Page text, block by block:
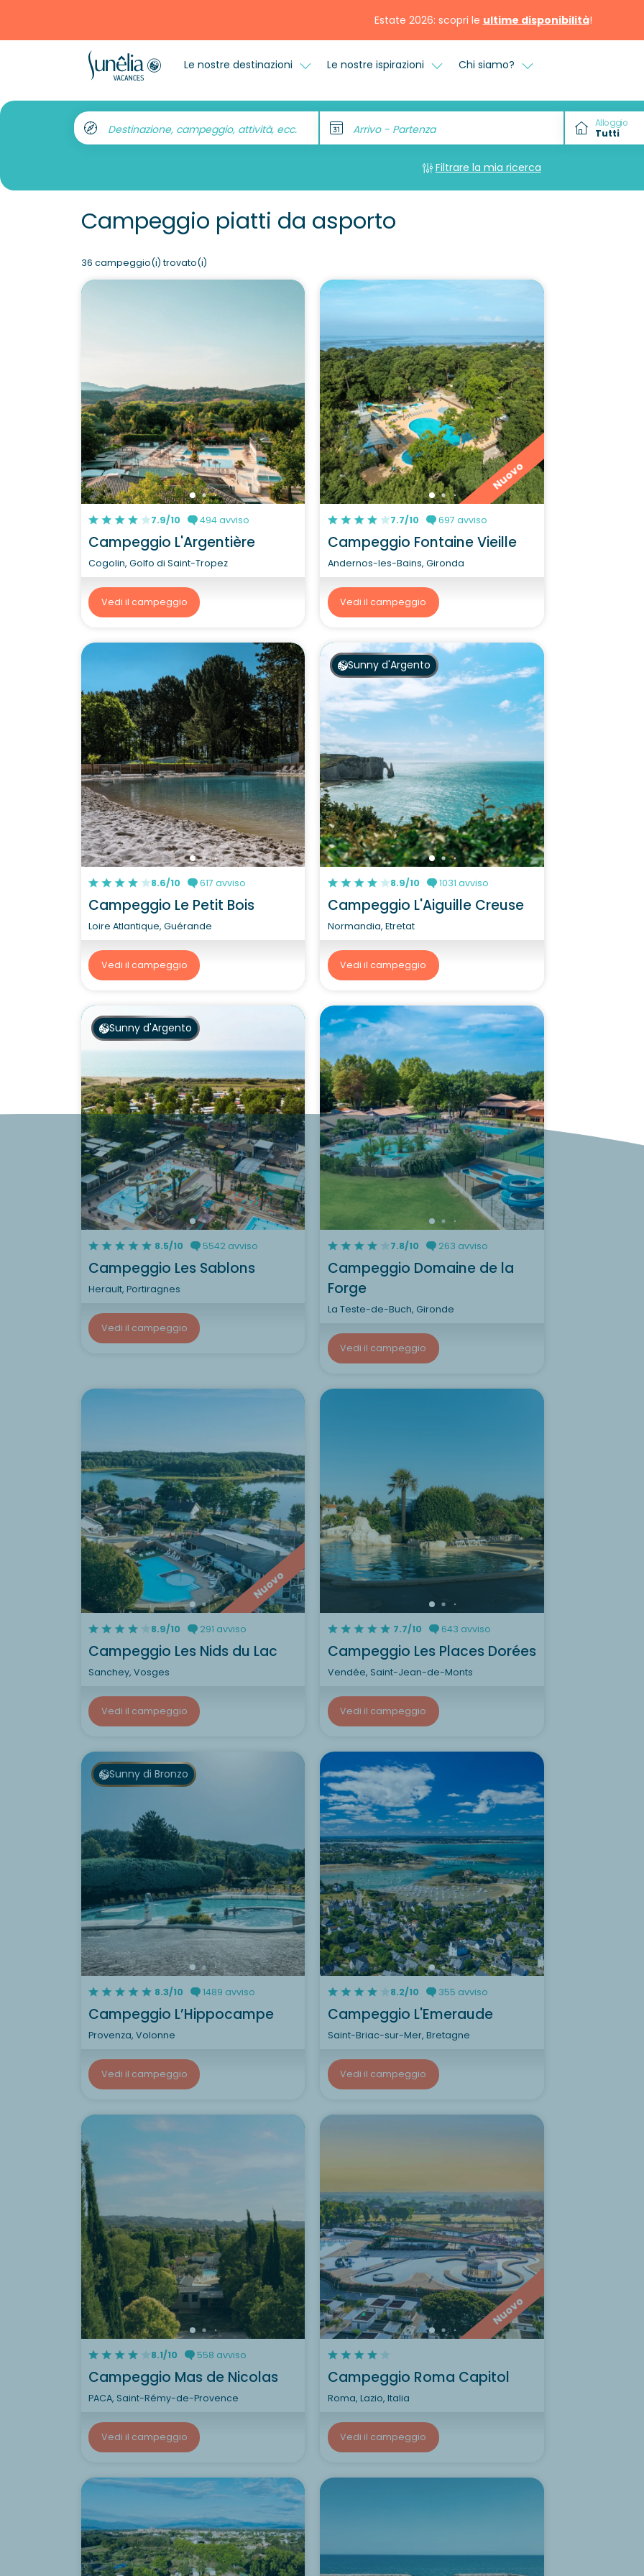
Estate 2026: scopri le ultime disponibilità!
Le nostre destinazioni Le nostre ispirazioni Chi siamo?
Destinazione, campeggio, attività, ecc. Arrivo - Partenza Alloggio
Filtrare la mia ricerca
Campeggio piatti da asporto
36 campeggio(i) trovato(i)
7.9/10 494 avviso
Campeggio L'Argentière
Cogolin, Golfo di Saint-Tropez
Vedi il campeggio
Nuovo
7.7/10 697 avviso
Campeggio Fontaine Vieille
Andernos-les-Bains, Gironda
Vedi il campeggio
8.6/10 617 avviso
Campeggio Le Petit Bois
Loire Atlantique, Guérande
Vedi il campeggio
Sunny d'Argento
8.9/10 1031 avviso
Campeggio L'Aiguille Creuse
Normandia, Etretat
Vedi il campeggio
Sunny d'Argento
8.5/10 5542 avviso
Campeggio Les Sablons
Herault, Portiragnes
Vedi il campeggio
7.8/10 263 avviso
Campeggio Domaine de la
Forge
La Teste-de-Buch, Gironde
Vedi il campeggio
Nuovo
8.9/10 291 avviso
Campeggio Les Nids du Lac
Sanchey, Vosges
Vedi il campeggio
7.7/10 643 avviso
Campeggio Les Places Dorées
Vendée, Saint-Jean-de-Monts
Vedi il campeggio
Sunny di Bronzo
8.3/10 1489 avviso
Campeggio L’Hippocampe
Provenza, Volonne
Vedi il campeggio
8.2/10 355 avviso
Campeggio L'Emeraude
Saint-Briac-sur-Mer, Bretagne
Vedi il campeggio
8.1/10 558 avviso
Campeggio Mas de Nicolas
PACA, Saint-Rémy-de-Provence
Vedi il campeggio
Nuovo
Campeggio Roma Capitol
Roma, Lazio, Italia
Vedi il campeggio